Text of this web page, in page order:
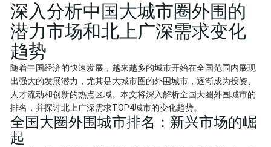
深入分析中国大城市圈外围的
潜力市场和北上广深需求变化
趋势
随着中国经济的快速发展，越来越多的城市开始在全国范围内展现
出强大的发展潜力，尤其是大城市圈的外围城市，逐渐成为投资、
人才流动和创新的热点区域。本文将深入解析全国大圈外围城市的
排名，并探讨北上广深需求TOP4城市的变化趋势。
全国大圈外围城市排名：新兴市场的崛
起